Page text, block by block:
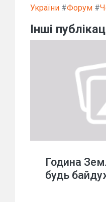
України #Форум #
Інші
Година
будь